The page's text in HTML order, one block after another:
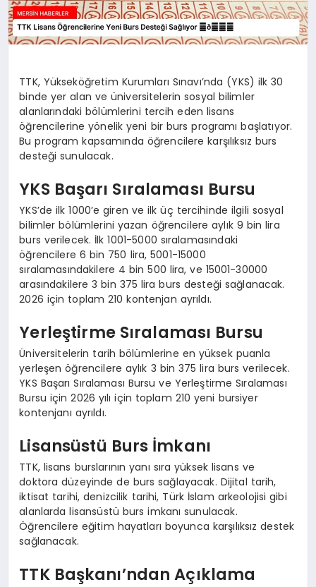
TTK, Yükseköğretim Kurumları Sınavı’nda (YKS) ilk 30
binde yer alan ve üniversitelerin sosyal bilimler
alanlarındaki bölümlerini tercih eden lisans
öğrencilerine yönelik yeni bir burs programı başlatıyor.
Bu program kapsamında öğrencilere karşılıksız burs
desteği sunulacak.
YKS Başarı Sıralaması Bursu
YKS’de ilk 1000’e giren ve ilk üç tercihinde ilgili sosyal
bilimler bölümlerini yazan öğrencilere aylık 9 bin lira
burs verilecek. İlk 1001-5000 sıralamasındaki
öğrencilere 6 bin 750 lira, 5001-15000
sıralamasındakilere 4 bin 500 lira, ve 15001-30000
arasındakilere 3 bin 375 lira burs desteği sağlanacak.
2026 için toplam 210 kontenjan ayrıldı.
Yerleştirme Sıralaması Bursu
Üniversitelerin tarih bölümlerine en yüksek puanla
yerleşen öğrencilere aylık 3 bin 375 lira burs verilecek.
YKS Başarı Sıralaması Bursu ve Yerleştirme Sıralaması
Bursu için 2026 yılı için toplam 210 yeni bursiyer
kontenjanı ayrıldı.
Lisansüstü Burs İmkanı
TTK, lisans burslarının yanı sıra yüksek lisans ve
doktora düzeyinde de burs sağlayacak. Dijital tarih,
iktisat tarihi, denizcilik tarihi, Türk İslam arkeolojisi gibi
alanlarda lisansüstü burs imkanı sunulacak.
Öğrencilere eğitim hayatları boyunca karşılıksız destek
sağlanacak.
TTK Başkanı’ndan Açıklama